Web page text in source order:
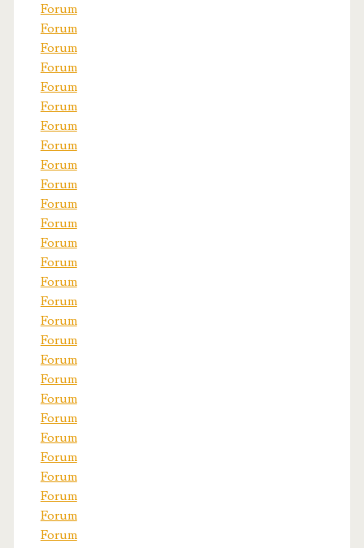
Forum
Forum
Forum
Forum
Forum
Forum
Forum
Forum
Forum
Forum
Forum
Forum
Forum
Forum
Forum
Forum
Forum
Forum
Forum
Forum
Forum
Forum
Forum
Forum
Forum
Forum
Forum
Forum